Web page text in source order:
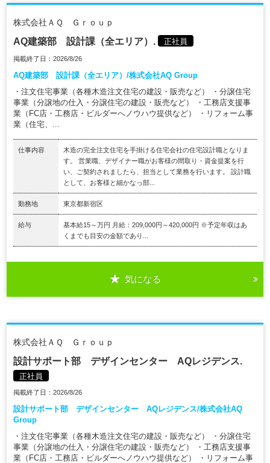
株式会社ＡＱ Ｇｒｏｕｐ
AQ建築部 設計課（全エリア）. 正社員
掲載終了日：2026/8/26
AQ建築部 設計課（全エリア）/株式会社AQ Group
・注文住宅事業（各種木造注文住宅の建設・販売など） ・分譲住宅
事業（分譲地の仕入・分譲住宅の建設・販売など） ・工務店支援事
業（FC店・工務店・ビルダーへノウハウ提供など） ・リフォーム事
業（住宅、...
仕事内容
木造の完全注文住宅を手掛ける住宅会社の住宅設計職となりま
す。 営業職、デザイナー職がお客様の間取り・資金提案を行
い、ご契約されましたら、担当として業務を行います。 設計職
として、お客様と細かなっ部...
勤務地 東京都新宿区
給与
基本給15～万円 月給：209,000円～420,000円 ※予定年収はあ
くまでも目安の金額であり...
気になる
株式会社ＡＱ Ｇｒｏｕｐ
設計サポート部 デザインセンター AQレジデンス.
正社員
掲載終了日：2026/8/26
設計サポート部 デザインセンター AQレジデンス/株式会社AQ
Group
・注文住宅事業（各種木造注文住宅の建設・販売など） ・分譲住宅
事業（分譲地の仕入・分譲住宅の建設・販売など） ・工務店支援事
業（FC店・工務店・ビルダーへノウハウ提供など） ・リフォーム事